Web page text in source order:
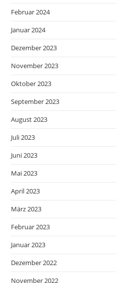
Februar 2024
Januar 2024
Dezember 2023
November 2023
Oktober 2023
September 2023
August 2023
Juli 2023
Juni 2023
Mai 2023
April 2023
März 2023
Februar 2023
Januar 2023
Dezember 2022
November 2022